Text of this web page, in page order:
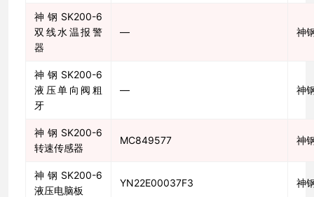
神钢SK200-6
双线水温报警
器
— 神
神钢SK200-6
液压单向阀粗
牙
— 神
神钢SK200-6
转速传感器
MC849577 神
神钢SK200-6
液压电脑板
YN22E00037F3 神